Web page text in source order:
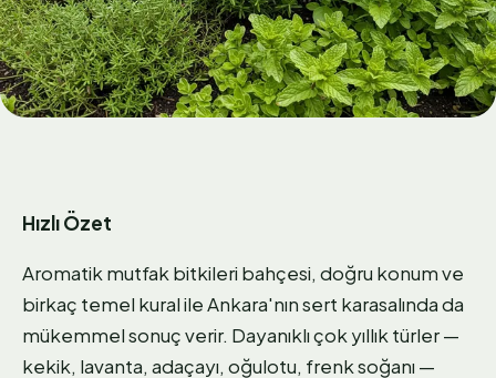
Hızlı Özet
Aromatik mutfak bitkileri bahçesi, doğru konum ve
birkaç temel kural ile Ankara'nın sert karasalında da
mükemmel sonuç verir. Dayanıklı çok yıllık türler —
kekik, lavanta, adaçayı, oğulotu, frenk soğanı —